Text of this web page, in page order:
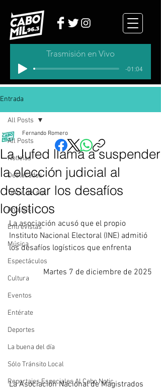
Trasmisión en Vivo
-01:04
Entrada
All Posts
Noticias
Destacados
Tema del dia
Analisis
Entrevistas
Música
Espectáculos
Cultura
Eventos
Entérate
Deportes
La buena del día
Sólo Tránsito Local
Reportajes Especiales Al Cabo Notic
All Posts
La Jufed llama a suspender
la elección judicial al
destacar los desafíos
logísticos
Fernando Romero
La asociación acusó que el propio
Instituto Nacional Electoral (INE) admitió
los desafíos logísticos que enfrenta
Martes 7 de diciembre de 2025
La Asociación Nacional de Magistrados